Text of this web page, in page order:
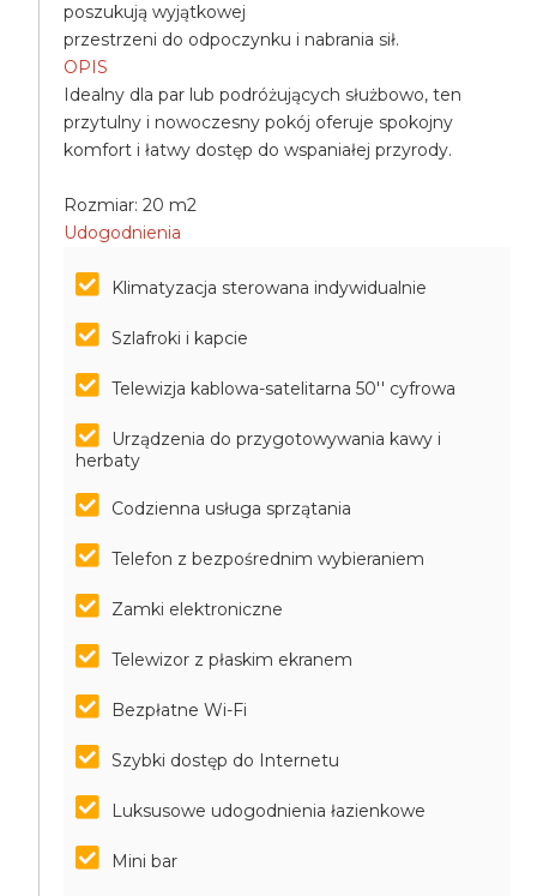
poszukują wyjątkowej
przestrzeni do odpoczynku i nabrania sił.
OPIS
Idealny dla par lub podróżujących służbowo, ten
przytulny i nowoczesny pokój oferuje spokojny
komfort i łatwy dostęp do wspaniałej przyrody.
Rozmiar: 20 m2
Udogodnienia
Klimatyzacja sterowana indywidualnie
Szlafroki i kapcie
Telewizja kablowa-satelitarna 50'' cyfrowa
Urządzenia do przygotowywania kawy i
herbaty
Codzienna usługa sprzątania
Telefon z bezpośrednim wybieraniem
Zamki elektroniczne
Telewizor z płaskim ekranem
Bezpłatne Wi-Fi
Szybki dostęp do Internetu
Luksusowe udogodnienia łazienkowe
Mini bar